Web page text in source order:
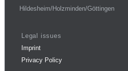
Hildesheim/Holzminden/Göttingen
Legal issues
Imprint
Privacy Policy